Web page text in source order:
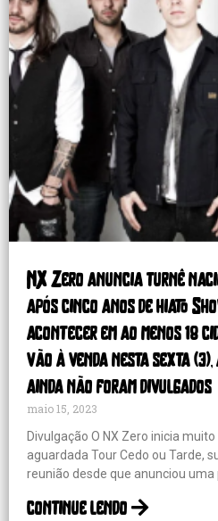
NX Zero anuncia turnê
após cinco anos de hiato
acontecer em ao menos 18
vão à venda nesta sexta (3),
ainda não foram divulgados
maio 15, 2023
Divulgação O NX Zero inicia
aguardada Tour Cedo ou Tarde,
reunião desde que anunciou uma
continue lendo